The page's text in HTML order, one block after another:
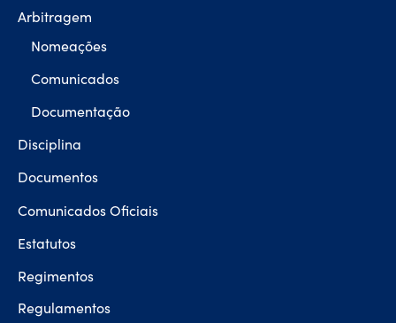
Arbitragem
Nomeações
Comunicados
Documentação
Disciplina
Documentos
Comunicados Oficiais
Estatutos
Regimentos
Regulamentos